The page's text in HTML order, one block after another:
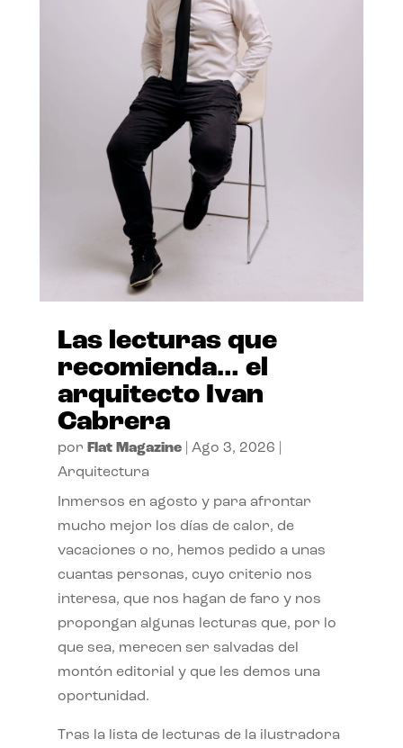
Las lecturas que
recomienda… el
arquitecto Ivan
Cabrera
por Flat Magazine| Ago 3, 2026
Arquitectura
Inmersos en agosto y para afrontar
mucho mejor los días de calor, de
vacaciones o no, hemos pedido a unas
cuantas personas, cuyo criterio nos
interesa, que nos hagan de faro y nos
propongan algunas lecturas que, por lo
que sea, merecen ser salvadas del
montón editorial y que les demos una
oportunidad.
Tras la lista de lecturas de la ilustradora